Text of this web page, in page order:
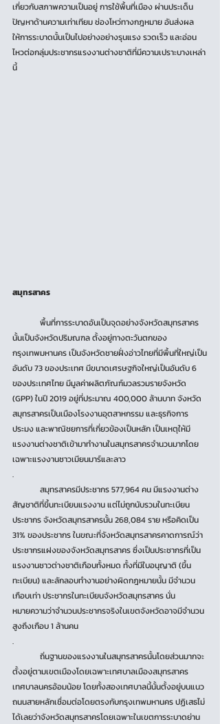
เกี่ยวกับสภาพความเป็นอยู่ การใช้พื้นที่เมือง ผ่านประเด็น
ปัญหาด้านความเท่าเทียม ช่องโหว่ทางกฎหมาย อันส่งผล
ให้การระบาดนั้นเป็นไปอย่างอย่างรุนแรง รวดเร็ว และอ่อน
ไหวต่อกลุ่มประชากรแรงงานต่างชาติที่มีความเปราะบางเหล่า
นี้
สมุทรสาคร
นั้นเป็นจังหวัดปริมณฑล ตั้งอยู่ทางตะวันตกของ
กรุงเทพมหานคร เป็นจังหวัดชายฝั่งอ่าวไทยที่มีพื้นที่ใหญ่เป็น
อันดับ 73 ของประเทศ มีขนาดเศรษฐกิจใหญ่เป็นอันดับ 6
ของประเทศไทย มีมูลค่าผลิตภัณฑ์มวลรวมรายจังหวัด
(GPP) ในปี 2019 อยู่ที่ประมาณ 400,000 ล้านบาท จังหวัด
สมุทรสาครเป็นเมืองโรงงานอุตสาหกรรม และธุรกิจการ
ประมง และพาณิชยการที่เกี่ยวข้องเป็นหลัก เป็นเหตุให้มี
แรงงานต่างชาติเข้ามาทำงานในสมุทรสาครจำนวนมากโดย
เฉพาะแรงงานชาวเมียนมาร์และลาว
.
สัญชาติที่ขึ้นทะเบียนแรงงาน แต่ไม่ถูกนับรวมในทะเบียน
ประชากร จังหวัดสมุทรสาครนั้น 268,084 ราย หรือคิดเป็น
31% ของประชากร ในขณะที่จังหวัดสมุทรสาครคาดการณ์ว่า
ประชากรแฝงของจังหวัดสมุทรสาคร ซึ่งเป็นประชากรที่เป็น
แรงงานชาวต่างชาติเกือบทั้งหมด ทั้งที่มีใบอนุญาติ (ขึ้น
ทะเบียน) และลักลอบทำงานอย่างผิดกฎหมายนั้น มีจำนวน
เกือบเท่า ประชากรในทะเบียนจังหวัดสมุทรสาคร นั่น
หมายความว่าจำนวนประชากรจริงในเขตจังหวัดอาจมีจำนวน
สูงถึงเกือบ 1 ล้านคน
.
ตั้งอยู่ตามเขตเมืองโดยเฉพาะเทศบาลเมืองสมุทรสาคร
เทศบาลนครอ้อมน้อย โดยทั้งสองเทศบาลนี้นั้นตั้งอยู่บนแนว
ถนนสายหลักเชื่อมต่อโดยตรงกับกรุงเทพมหานคร ปฏิเสธไม่
ได้เลยว่าจังหวัดสมุทรสาครโดยเฉพาะในเขตการระบาดย่าน